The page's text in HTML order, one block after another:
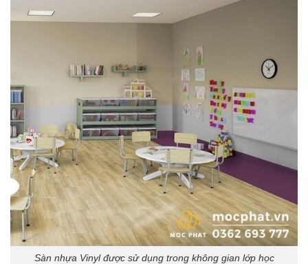
Sàn nhựa Vinyl được sử dụng trong không gian lớp học